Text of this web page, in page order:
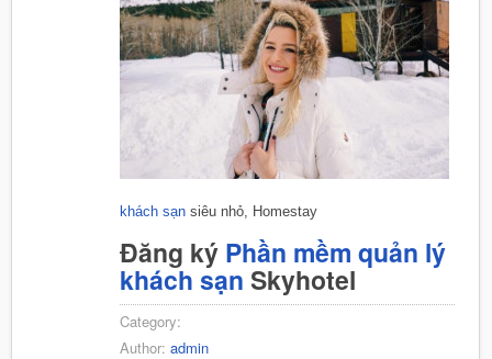
khách sạn siêu nhỏ, Homestay
Đăng ký Phần mềm quản lý
khách sạn Skyhotel
Category:
Author: admin